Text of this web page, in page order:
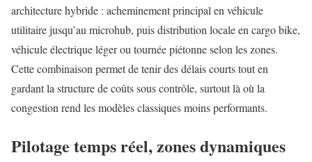
architecture hybride : acheminement principal en véhicule
utilitaire jusqu’au microhub, puis distribution locale en cargo bike,
véhicule électrique léger ou tournée piétonne selon les zones.
Cette combinaison permet de tenir des délais courts tout en
gardant la structure de coûts sous contrôle, surtout là où la
congestion rend les modèles classiques moins performants.
Pilotage temps réel, zones dynamiques